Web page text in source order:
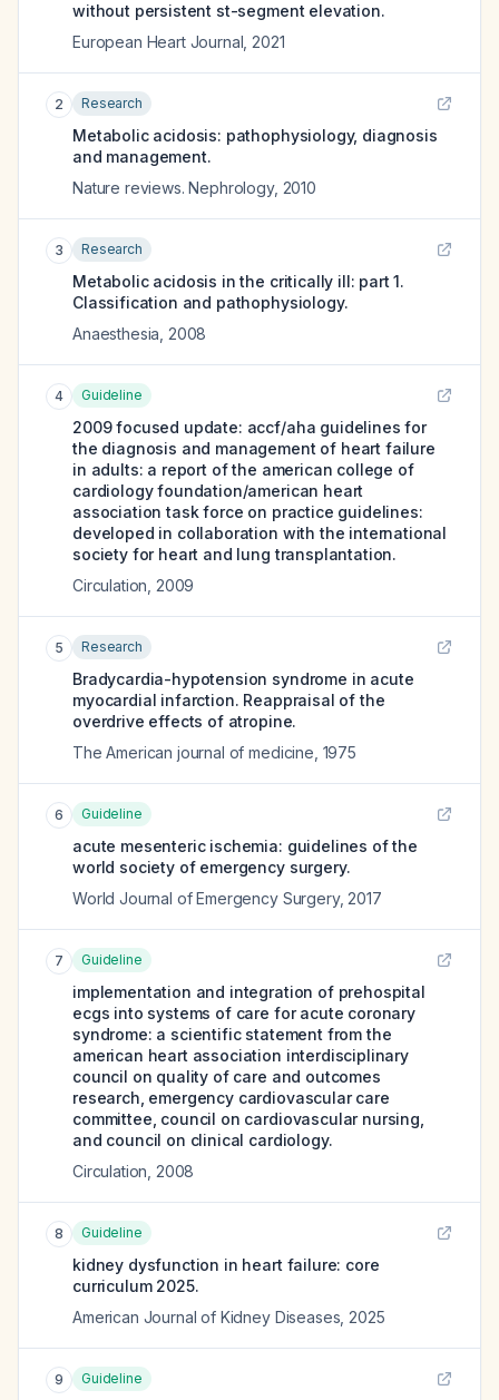
without persistent st-segment elevation.
European Heart Journal 2021
2 Research
Metabolic acidosis: pathophysiology, diagnosis
and management.
Nature reviews. Nephrology, 2010
3 Research
Metabolic acidosis in the critically ill: part 1.
Classification and pathophysiology.
Anaesthesia 2008
4 Guideline
2009 focused update: accf/aha guidelines for
the diagnosis and management of heart failure
in adults: a report of the american college of
cardiology foundation/american heart
association task force on practice guidelines:
developed in collaboration with the international
society for heart and lung transplantation.
Circulation 2009
5 Research
Bradycardia-hypotension syndrome in acute
myocardial infarction. Reappraisal of the
overdrive effects of atropine.
The American journal of medicine 1975
6 Guideline
acute mesenteric ischemia: guidelines of the
world society of emergency surgery.
World Journal of Emergency Surgery, 2017
7 Guideline
implementation and integration of prehospital
ecgs into systems of care for acute coronary
syndrome: a scientific statement from the
american heart association interdisciplinary
council on quality of care and outcomes
research, emergency cardiovascular care
committee, council on cardiovascular nursing,
and council on clinical cardiology.
Circulation 2008
8 Guideline
kidney dysfunction in heart failure: core
curriculum 2025.
American Journal of Kidney Diseases 2025
9 Guideline